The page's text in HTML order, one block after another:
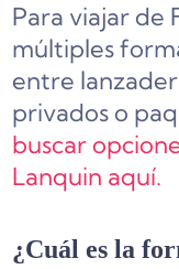
Para viajar de
múltiples
entre
privados o
buscar
Lanquin aquí.
¿Cuál es la